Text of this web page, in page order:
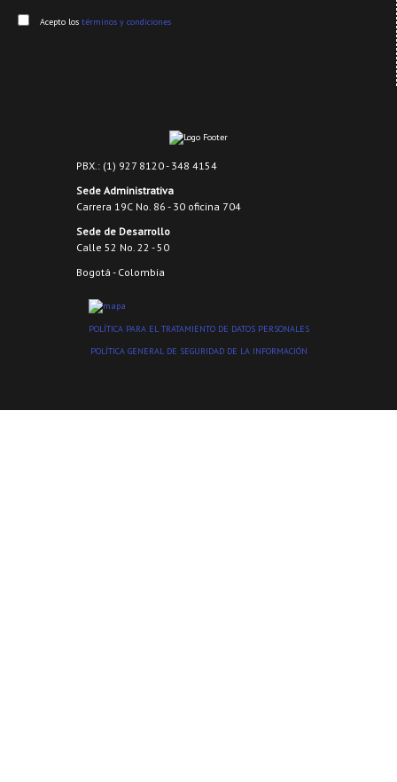
Acepto los términos y condiciones
PBX.: (1) 927 8120 - 348 4154
Sede Administrativa
Carrera 19C No. 86 - 30 oficina 704
Sede de Desarrollo
Calle 52 No. 22 - 50
Bogotá - Colombia
POLÍTICA PARA EL TRATAMIENTO DE DATOS PERSONALES
POLÍTICA GENERAL DE SEGURIDAD DE LA INFORMACIÓN